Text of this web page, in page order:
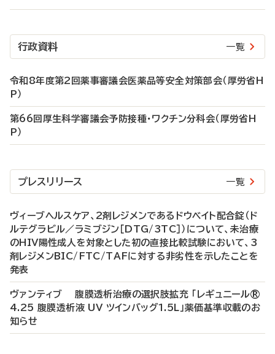
行政資料 一覧
令和8年度第2回薬事審議会医薬品等安全対策部会（厚労省H
P）
第66回厚生科学審議会予防接種・ワクチン分科会（厚労省H
P）
プレスリリース 一覧
ヴィーブヘルスケア、2剤レジメンであるドウベイト配合錠（ド
ルテグラビル／ラミブジン［DTG/3TC］）について、未治療
のHIV陽性成人を対象とした初の直接比較試験において、3
剤レジメンBIC/FTC/TAFに対する非劣性を示したことを
発表
ヴァンティブ 腹膜透析治療の選択肢拡充 「レギュニール®
4.25 腹膜透析液 UV ツインバッグ1.5L」薬価基準収載のお
知らせ